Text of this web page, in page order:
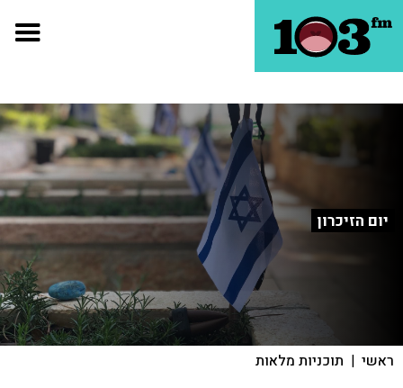
יום הזיכרון
ראשי | תוכניות מלאות